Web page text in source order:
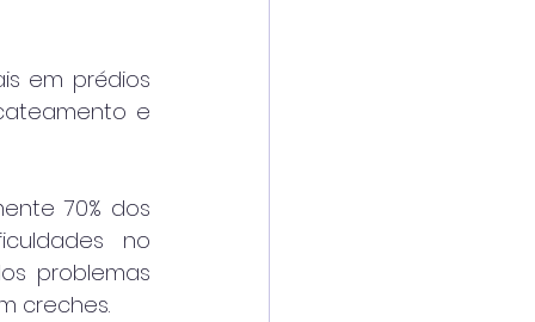
em prédios
e
70% dos
no
problemas
creches.